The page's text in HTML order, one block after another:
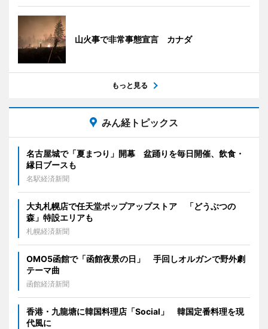
山火事で非常事態宣言 カナダ
もっと見る
みん経トピックス
名古屋城で「夏まつり」開幕 盆踊りを毎日開催、飲食・
縁日ブースも
名駅経済新聞
大丸札幌店で任天堂ポップアップストア 「どうぶつの
森」特設エリアも
札幌経済新聞
OMO5函館で「函館夜景の日」 手回しオルガンで野外劇
テーマ曲
函館経済新聞
香港・九龍塘に韓国料理店「Social」 韓国定番料理を現
代風に